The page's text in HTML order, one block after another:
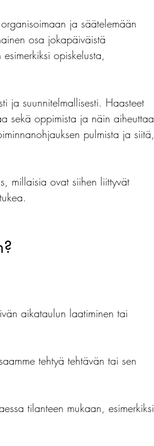
läksyt kotitehtävät
ja säätelemään
osa jokapäiväistä
opiskelusta,
ja suunnitelmallisesti. Haasteet
sekä oppimista ja näin aiheuttaa
pulmista ja siitä,
millaisia ovat siihen liittyvät
aikataulun laatiminen tai
tehtyä tehtävän tai sen
tilanteen mukaan, esimerkiksi